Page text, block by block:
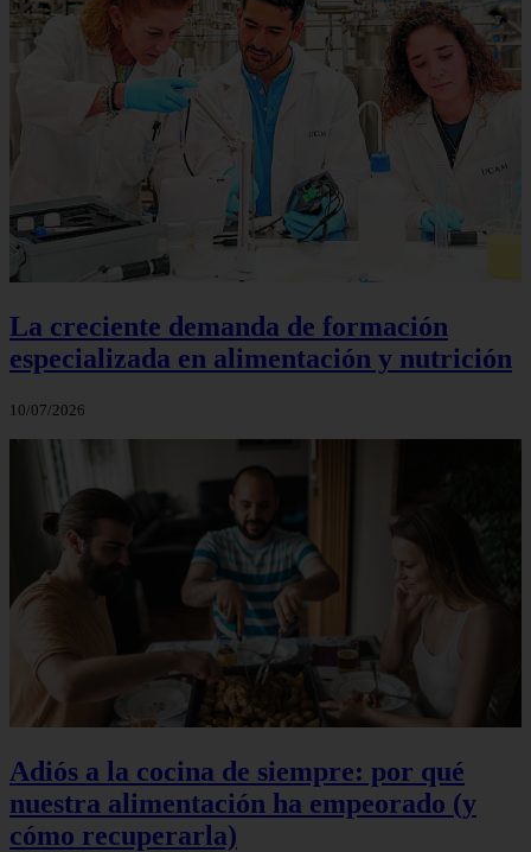
La creciente demanda de formación
especializada en alimentación y nutrición
10/07/2026
Adiós a la cocina de siempre: por qué
nuestra alimentación ha empeorado (y
cómo recuperarla)